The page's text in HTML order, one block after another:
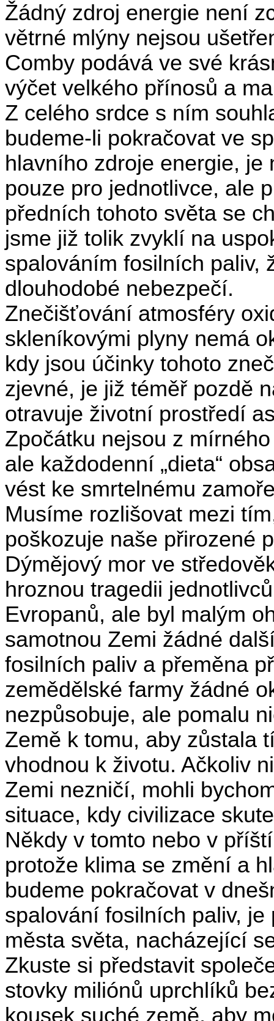
Žádný zdroj energie není
větrné mlýny nejsou
Comby podává ve své
výčet velkého přínosů a
Z celého srdce s ním
budeme-li pokračovat ve
hlavního zdroje energie,
pouze pro jednotlivce, ale
předních tohoto světa se
jsme již tolik zvyklí na
spalováním fosilních paliv,
dlouhodobé nebezpečí.
Znečišťování atmosféry
skleníkovými plyny nemá
kdy jsou účinky tohoto
zjevné, je již téměř pozdě
otravuje životní prostředí
Zpočátku nejsou z
ale každodenní „dieta“
vést ke smrtelnému
Musíme rozlišovat mezi
poškozuje naše přirozené
Dýmějový mor ve
hroznou tragedii
Evropanů, ale byl malým
samotnou Zemi žádné
fosilních paliv a přeměna
zemědělské farmy žádné
nezpůsobuje, ale pomalu
Země k tomu, aby zůstala
vhodnou k životu. Ačkoliv
Zemi nezničí, mohli
situace, kdy civilizace
Někdy v tomto nebo v
protože klima se změní a
budeme pokračovat v
spalování fosilních paliv,
města světa, nacházející
Zkuste si představit
stovky miliónů uprchlíků
kousek suché země, aby